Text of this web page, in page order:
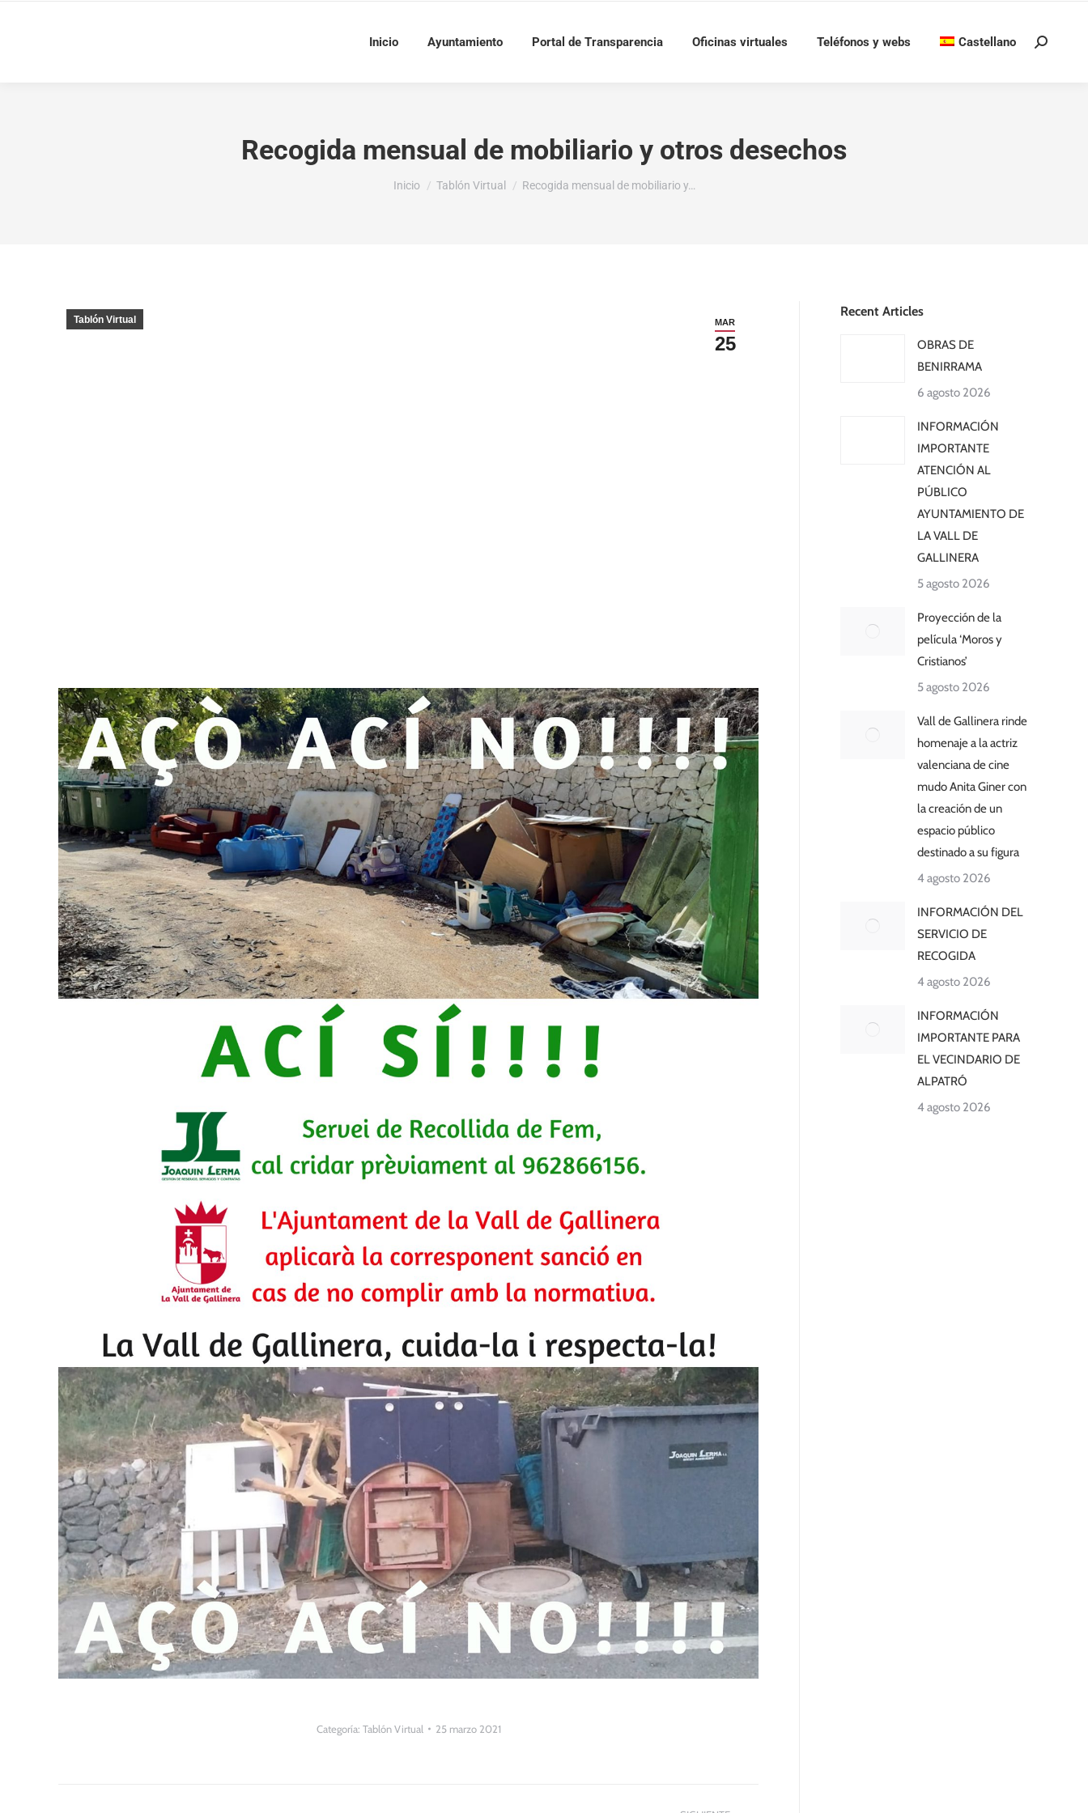
Inicio Ayuntamiento Portal de Transparencia Oficinas virtuales Teléfonos y webs Castellano Buscar:
Recogida mensual de mobiliario y otros desechos
Estás aquí:
Inicio Tablón Virtual Recogida mensual de mobiliario y…
MAR
25
Tablón Virtual
Categoría: Tablón Virtual 25 marzo 2021
Recent Articles
OBRAS DE
BENIRRAMA
6 agosto 2026
INFORMACIÓN
IMPORTANTE
ATENCIÓN AL
PÚBLICO
AYUNTAMIENTO DE
LA VALL DE
GALLINERA
5 agosto 2026
Proyección de la
película ‘Moros y
Cristianos’
5 agosto 2026
Vall de Gallinera rinde
homenaje a la actriz
valenciana de cine
mudo Anita Giner con
la creación de un
espacio público
destinado a su figura
4 agosto 2026
INFORMACIÓN DEL
SERVICIO DE
RECOGIDA
4 agosto 2026
INFORMACIÓN
IMPORTANTE PARA
EL VECINDARIO DE
ALPATRÓ
4 agosto 2026